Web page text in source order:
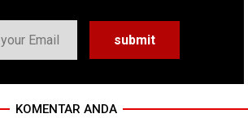
KOMENTAR ANDA